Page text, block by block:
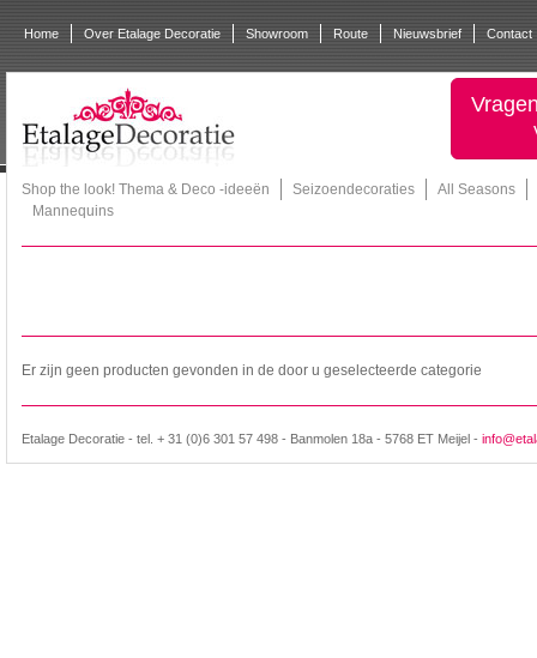
Home Over Etalage Decoratie Showroom Route Nieuwsbrief Contact
Shop the look! Thema & Deco -ideeën Seizoendecoraties
All Seasons
Mannequins
Er zijn geen producten gevonden in de door u geselecteerde categorie
Etalage Decoratie - tel. + 31 (0)6 301 57 498 - Banmolen 18a - 5768 ET Meijel -